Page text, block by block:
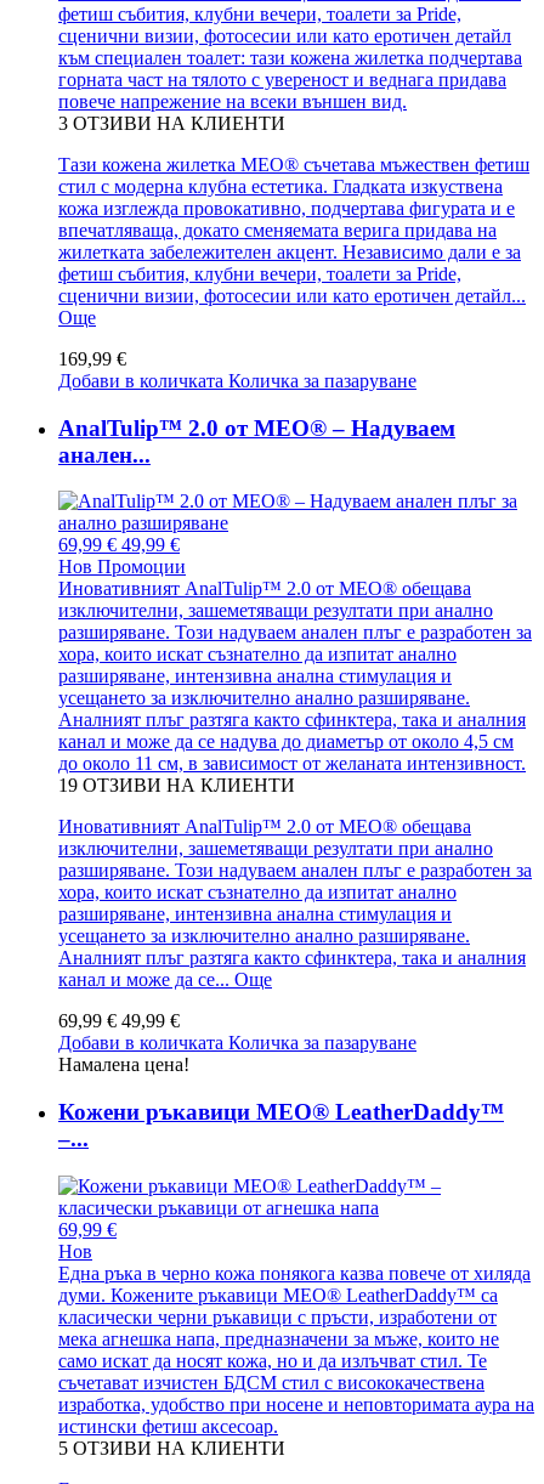
фетиш събития, клубни вечери, тоалети за Pride,
сценични визии, фотосесии или като еротичен детайл
към специален тоалет: тази кожена жилетка подчертава
горната част на тялото с увереност и веднага придава
повече напрежение на всеки външен вид.
3 ОТЗИВИ НА КЛИЕНТИ
Тази кожена жилетка MEO® съчетава мъжествен фетиш
стил с модерна клубна естетика. Гладката изкуствена
кожа изглежда провокативно, подчертава фигурата и е
впечатляваща, докато сменяемата верига придава на
жилетката забележителен акцент. Независимо дали е за
фетиш събития, клубни вечери, тоалети за Pride,
сценични визии, фотосесии или като еротичен детайл...
Още
169,99 €
Добави в количката Количка за пазаруване
AnalTulip™ 2.0 от MEO® – Надуваем
анален...
69,99 € 49,99 €
Нов Промоции
Иновативният AnalTulip™ 2.0 от MEO® обещава
изключителни, зашеметяващи резултати при анално
разширяване. Този надуваем анален плъг е разработен за
хора, които искат съзнателно да изпитат анално
разширяване, интензивна анална стимулация и
усещането за изключително анално разширяване.
Аналният плъг разтяга както сфинктера, така и аналния
канал и може да се надува до диаметър от около 4,5 см
до около 11 см, в зависимост от желаната интензивност.
19 ОТЗИВИ НА КЛИЕНТИ
Иновативният AnalTulip™ 2.0 от MEO® обещава
изключителни, зашеметяващи резултати при анално
разширяване. Този надуваем анален плъг е разработен за
хора, които искат съзнателно да изпитат анално
разширяване, интензивна анална стимулация и
усещането за изключително анално разширяване.
Аналният плъг разтяга както сфинктера, така и аналния
канал и може да се... Още
69,99 € 49,99 €
Добави в количката Количка за пазаруване
Намалена цена!
Кожени ръкавици MEO® LeatherDaddy™
–...
69,99 €
Нов
Една ръка в черно кожа понякога казва повече от хиляда
думи. Кожените ръкавици MEO® LeatherDaddy™ са
класически черни ръкавици с пръсти, изработени от
мека агнешка напа, предназначени за мъже, които не
само искат да носят кожа, но и да излъчват стил. Те
съчетават изчистен БДСМ стил с висококачествена
изработка, удобство при носене и неповторимата аура на
истински фетиш аксесоар.
5 ОТЗИВИ НА КЛИЕНТИ